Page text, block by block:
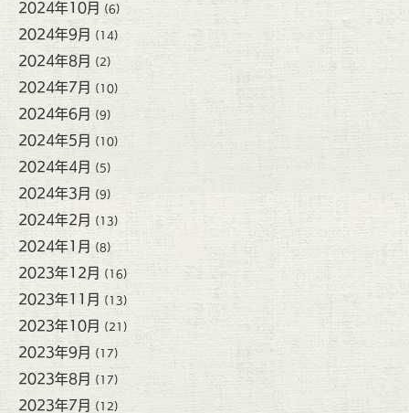
2024年10月 (6)
2024年9月 (14)
2024年8月 (2)
2024年7月 (10)
2024年6月 (9)
2024年5月 (10)
2024年4月 (5)
2024年3月 (9)
2024年2月 (13)
2024年1月 (8)
2023年12月 (16)
2023年11月 (13)
2023年10月 (21)
2023年9月 (17)
2023年8月 (17)
2023年7月 (12)